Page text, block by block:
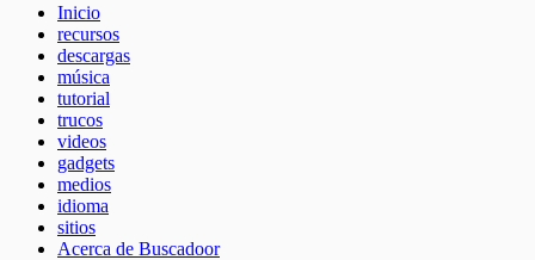
Inicio
recursos
descargas
música
tutorial
trucos
videos
gadgets
medios
idioma
sitios
Acerca de Buscadoor